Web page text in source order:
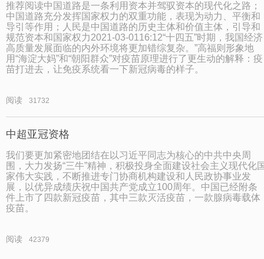
推荐阅读中国道路是一条利用资本并驾驭资本的现代化之路；
中国道路充分发挥国家权力的双重功能，表现为动力、平衡和
导引等作用；人民是中国道路的历史主体和价值主体，引导和
规范资本和国家权力2021-03-0116:12“十四五”时期，我国经济
高质量发展面临的内外环境将更加错综复杂。”高福则形象地
用“海淀大妈”和“朝阳群众”对疫苗原理进行了更生动的解释：疫
苗打进去，让免疫系统看一下新冠病毒的样子。
阅读 31732
中超亚冠资格
我们要更加紧密地团结在以习近平同志为核心的中共中央周
围，大力发扬“三牛”精神，积极投身全面建设社会主义现代化
家伟大实践，不断推进专门协商机构建设和人民政协事业发
展，以优异成绩庆祝中国共产党成立100周年。中国已经附条
件上市了四款新冠疫苗，其中三款灭活疫苗，一款腺病毒载体
疫苗。
阅读 42379